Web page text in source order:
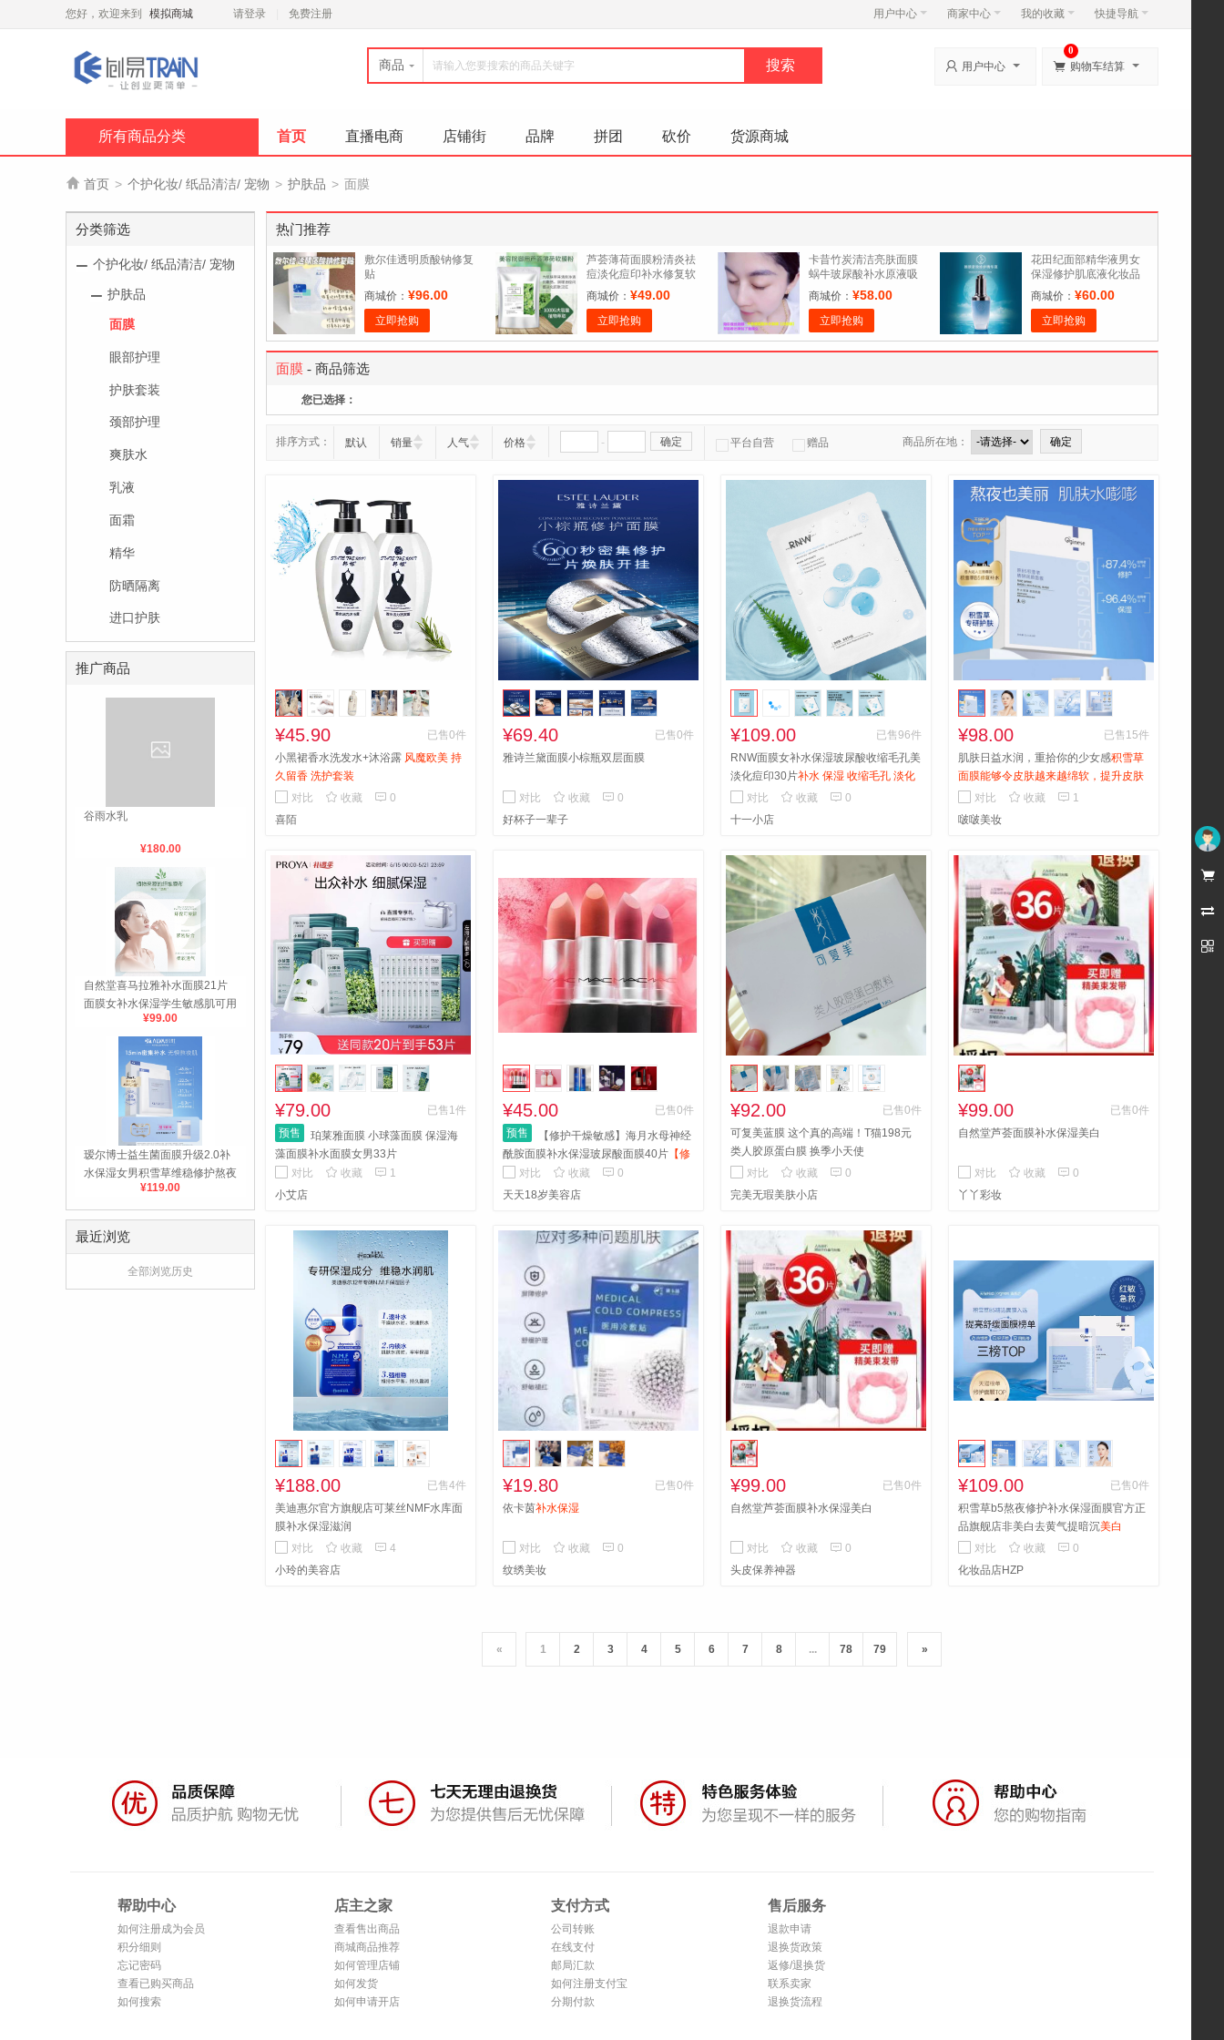
您好，欢迎来到 模拟商城 请登录 免费注册 用户中心 商家中心 我的收藏 快捷导航
未登录



商品  用户中心  购物车结算
0
所有商品分类 首页 直播电商 店铺街 品牌 拼团 砍价 货源商城
 首页 > 个护化妆/ 纸品清洁/ 宠物 > 护肤品 > 面膜
分类筛选
个护化妆/ 纸品清洁/ 宠物
护肤品
面膜
眼部护理
护肤套装
颈部护理
爽肤水
乳液
面霜
精华
防晒隔离
进口护肤
推广商品
谷雨水乳
¥180.00
自然堂喜马拉雅补水面膜21片
面膜女补水保湿学生敏感肌可用
¥99.00
瑷尔博士益生菌面膜升级2.0补
水保湿女男积雪草维稳修护熬夜
¥119.00
最近浏览
全部浏览历史
热门推荐
敷尔佳透明质酸钠修复
贴
商城价： ¥96.00
立即抢购
芦荟薄荷面膜粉清炎祛
痘淡化痘印补水修复软
面膜闭合性粉刺美容专
用冰膜粉
商城价： ¥49.00
立即抢购
卡昔竹炭清洁亮肤面膜
蜗牛玻尿酸补水原液吸
黑小菊花男女贴 正品
商城价： ¥58.00
立即抢购
花田纪面部精华液男女
保湿修护肌底液化妆品
提亮肤色补水精华原液
商城价： ¥60.00
立即抢购
面膜 - 商品筛选
您已选择：
排序方式： 默认 销量 人气 价格 - 确定 平台自营 赠品 商品所在地：
¥45.90
已售0件
小黑裙香水洗发水+沐浴露 风魔欧美 持
久留香 洗护套装
对比
 收藏  0
喜陌
¥69.40
已售0件
雅诗兰黛面膜小棕瓶双层面膜
对比  收藏  0
好杯子一辈子
¥109.00
已售96件
RNW面膜女补水保湿玻尿酸收缩毛孔美
淡化痘印30片补水 保湿 收缩毛孔 淡化
痘印 修护受损 加快吸收 滋润肌肤 层层
补水 植物膜布
对比  收藏  0
十一小店
¥98.00
已售15件
肌肤日益水润，重拾你的少女感积雪草
面膜能够令皮肤越来越绵软，提升皮肤
胶原蛋白，使紧致皮肤，抑止水肿，对
长期熬夜的女孩也是十分有效。针对一
肤痊愈，推动生长发育，与医治药品相
辅相成应用，医治作用更优。
对比  收藏  1
啵啵美妆
¥79.00
已售1件
预售
珀莱雅面膜 小球藻面膜 保湿海
藻面膜补水面膜女男33片
对比
 收藏  1
小艾店
¥45.00
已售0件
预售
【修护干燥敏感】海月水母神经
酰胺面膜补水保湿玻尿酸面膜40片 【修
护干燥敏感】海月水母神经酰胺面膜补
水保湿玻尿酸面膜40片
对比  收藏  0
天天18岁美容店
¥92.00
已售0件
可复美蓝膜 这个真的高端！T猫198元
类人胶原蛋白膜 换季小天使
对比
 收藏  0
完美无瑕美肤小店
¥99.00
已售0件
自然堂芦荟面膜补水保湿美白
对比  收藏  0
丫丫彩妆
¥188.00
已售4件
美迪惠尔官方旗舰店可莱丝NMF水库面
膜补水保湿滋润
对比
 收藏  4
小玲的美容店
¥19.80
已售0件
依卡茵补水保湿
对比  收藏  0
纹绣美妆
¥99.00
已售0件
自然堂芦荟面膜补水保湿美白
对比  收藏  0
头皮保养神器
¥109.00
已售0件
积雪草b5熬夜修护补水保湿面膜官方正
品旗舰店非美白去黄气提暗沉美白
对比
 收藏  0
化妆品店HZP
« 1 2 3 4 5 6 7 8 ... 78 79 »
帮助中心
如何注册成为会员
积分细则
忘记密码
查看已购买商品
如何搜索
店主之家
查看售出商品
商城商品推荐
如何管理店铺
如何发货
如何申请开店
支付方式
公司转账
在线支付
邮局汇款
如何注册支付宝
分期付款
售后服务
退款申请
退换货政策
返修/退换货
联系卖家
退换货流程